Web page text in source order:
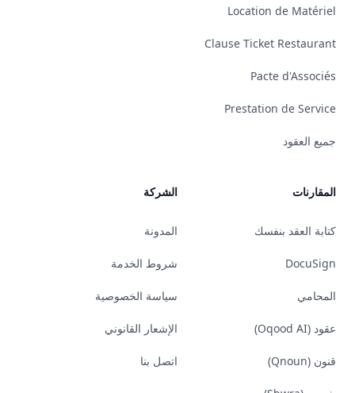
Location de Matériel
Clause Ticket Restaurant
Pacte d'Associés
Prestation de Service
جميع العقود
المقارنات
كتابة العقد بنفسك
DocuSign
المحامي
عقود (Oqood AI)
قنون (Qnoun)
الشركة
المدونة
شروط الخدمة
سياسة الخصوصية
الإشعار القانوني
اتصل بنا